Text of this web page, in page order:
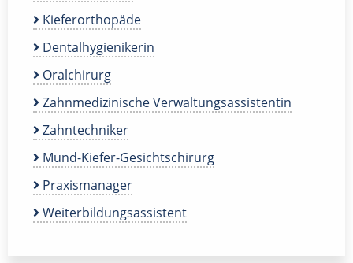
Kieferorthopäde
Dentalhygienikerin
Oralchirurg
Zahnmedizinische Verwaltungsassistentin
Zahntechniker
Mund-Kiefer-Gesichtschirurg
Praxismanager
Weiterbildungsassistent